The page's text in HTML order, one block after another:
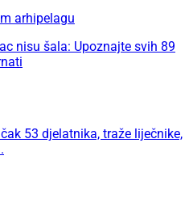
arhipelagu
nisu šala: Upoznajte svih 89
53 djelatnika, traže liječnike,